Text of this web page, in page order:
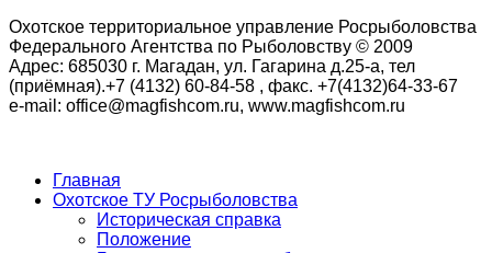
Охотское территориальное управление Росрыболовства
Федерального Агентства по Рыболовству © 2009
Адрес: 685030 г. Магадан, ул. Гагарина д.25-а, тел
(приёмная).+7 (4132) 60-84-58 , факс. +7(4132)64-33-67
e-mail: office@magfishcom.ru, www.magfishcom.ru
Главная
Охотское ТУ Росрыболовства
Историческая справка
Положение